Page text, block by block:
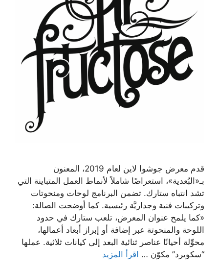
قدم معرض جوشوا لاين لعام 2019، المعنون
بـ«البُعدية»، استعراضًا شاملاً لأنماط العمل المتباينة التي
تشد انتباه ستارك. تضمن البرنامج لوحات ومنحوتات
وتركيبات فنية وجداريَّة رئيسية. كما أوضحت الصالة:
«كما يلمح عنوان المعرض، تلعب ستارك في حدود
اللوحة والمنحوتة عبر إضافة أو إبراز أبعاد أعمالها،
محوِّلة أحيانًا عناصر ثنائية البعد إلى كيانات ثلاثية. عملها
“سكويرد” مكوّن … اقرأ المزيد